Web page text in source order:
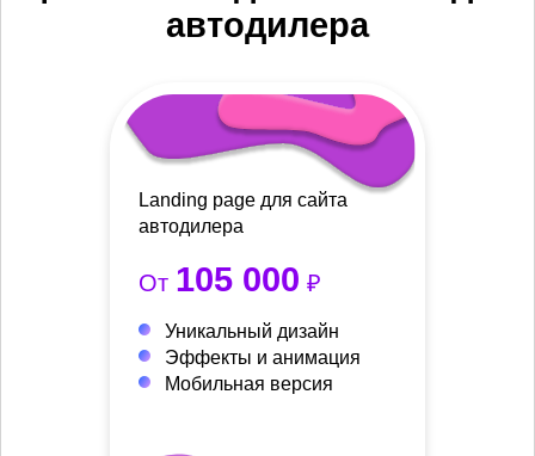
автодилера
Landing page для сайта
автодилера
От 105 000 ₽
Уникальный дизайн
Эффекты и анимация
Мобильная версия